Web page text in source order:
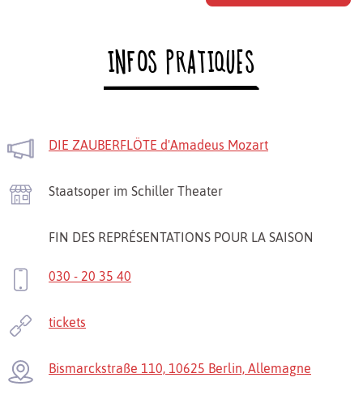
INFOS PRATIQUES
DIE ZAUBERFLÖTE d'Amadeus Mozart
Staatsoper im Schiller Theater
FIN DES REPRÉSENTATIONS POUR LA SAISON
030 - 20 35 40
tickets
Bismarckstraße 110, 10625 Berlin, Allemagne